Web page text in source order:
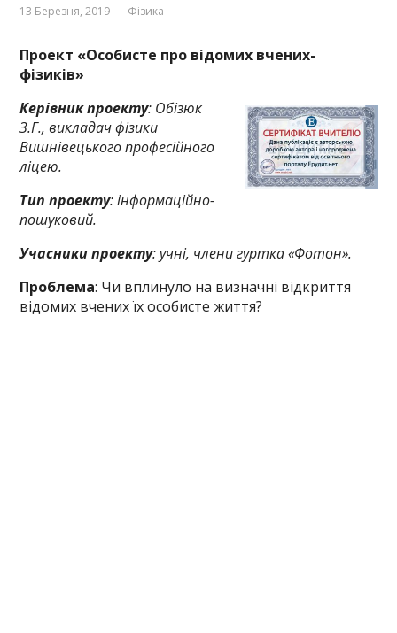
13 Березня, 2019 Фізика
Проект «Особисте про відомих вчених-
фізиків»
Керівник проекту: Обізюк
З.Г., викладач фізики
Вишнівецького професійного
ліцею.
Тип проекту: інформаційно-
пошуковий.
Учасники проекту: учні, члени гуртка «Фотон».
Проблема: Чи вплинуло на визначні відкриття
відомих вчених їх особисте життя?